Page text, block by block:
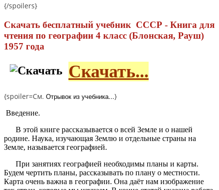
{/spoilers}
Скачать бесплатный учебник СССР - Книга для
чтения по географии 4 класс (Блонская, Рауш)
1957 года
Скачать...
{spoiler=См. Отрывок из учебника...}
Введение.
В этой книге рассказывается о всей Земле и о нашей
родине. Наука, изучающая Землю и отдельные страны на
Земле, называется географией.
При занятиях географией необходимы планы и карты.
Будем чертить планы, рассказывать по плану о местности.
Карта очень важна в географии. Она даёт нам изображение